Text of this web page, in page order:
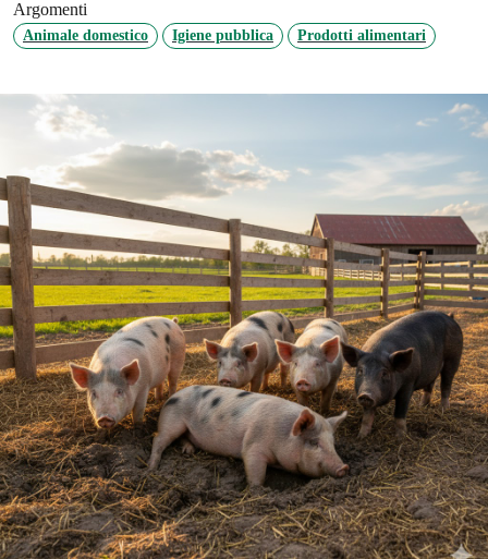
Argomenti
Animale domestico Igiene pubblica Prodotti alimentari